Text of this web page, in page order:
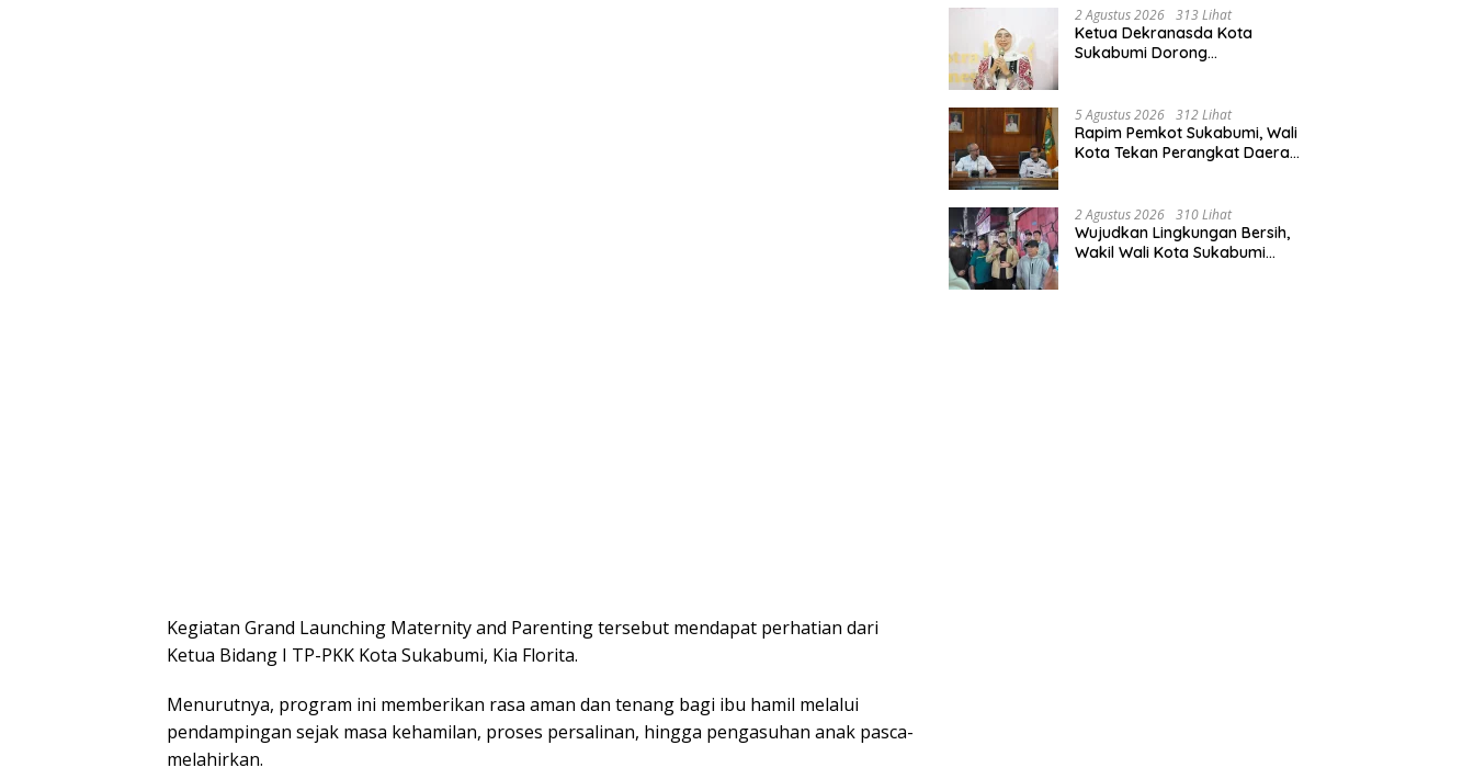
Kegiatan Grand Launching Maternity and Parenting tersebut mendapat perhatian dari
Ketua Bidang I TP-PKK Kota Sukabumi, Kia Florita.
Menurutnya, program ini memberikan rasa aman dan tenang bagi ibu hamil melalui
pendampingan sejak masa kehamilan, proses persalinan, hingga pengasuhan anak pasca-
melahirkan.
Wisata.
2 Agustus 2026 313 Lihat
Ketua Dekranasda Kota
Sukabumi Dorong
Ekonomi dan Nilai Budaya.
5 Agustus 2026 312 Lihat
Rapim Pemkot Sukabumi, Wali
Kota Tekan Perangkat Daerah
2 Agustus 2026 310 Lihat
Wujudkan Lingkungan Bersih,
Wakil Wali Kota Sukabumi